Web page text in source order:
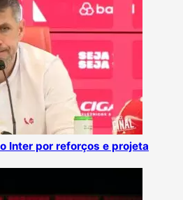
Inter por reforços e projeta